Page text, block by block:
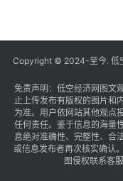
Copyright © 2024-至今. 低
免责声明：低空经济网图文
止上传发布有版权的图片和
为准。用户依网站其他观点
任何责任。鉴于信息的海量
息绝对准确性、完整性、合
或信息发布者再次核实确认
图侵权联系客